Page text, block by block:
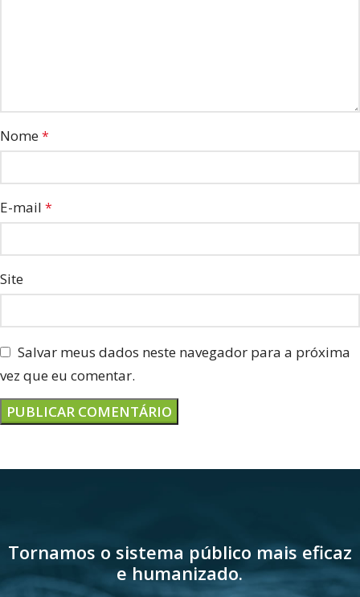
Nome*
E-mail *
Site
Salvar meus dados neste navegador para a próxima
vez que eu comentar.
Tornamos o sistema público mais eficaz
e humanizado.